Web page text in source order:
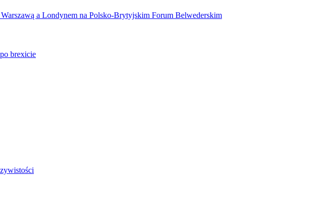
a Londynem na Polsko-Brytyjskim Forum Belwederskim
brexicie